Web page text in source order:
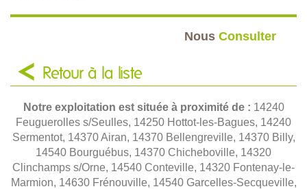
Nous Consulter
Retour à la liste
Notre exploitation est située à proximité de : 14240
Feuguerolles s/Seulles, 14250 Hottot-les-Bagues, 14240
Sermentot, 14370 Airan, 14370 Bellengreville, 14370 Billy,
14540 Bourguébus, 14370 Chicheboville, 14320
Clinchamps s/Orne, 14540 Conteville, 14320 Fontenay-le-
Marmion, 14630 Frénouville, 14540 Garcelles-Secqueville,